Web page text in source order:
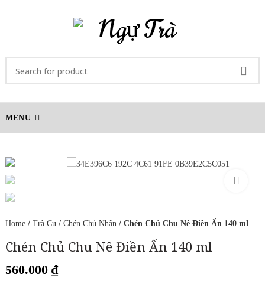
MENU
Home/ Trà Cụ/ Chén Chủ Nhân/ Chén Chủ Chu Nê Điền Ấn 140 ml
Chén Chủ Chu Nê Điền Ấn 140 ml
560.000 ₫